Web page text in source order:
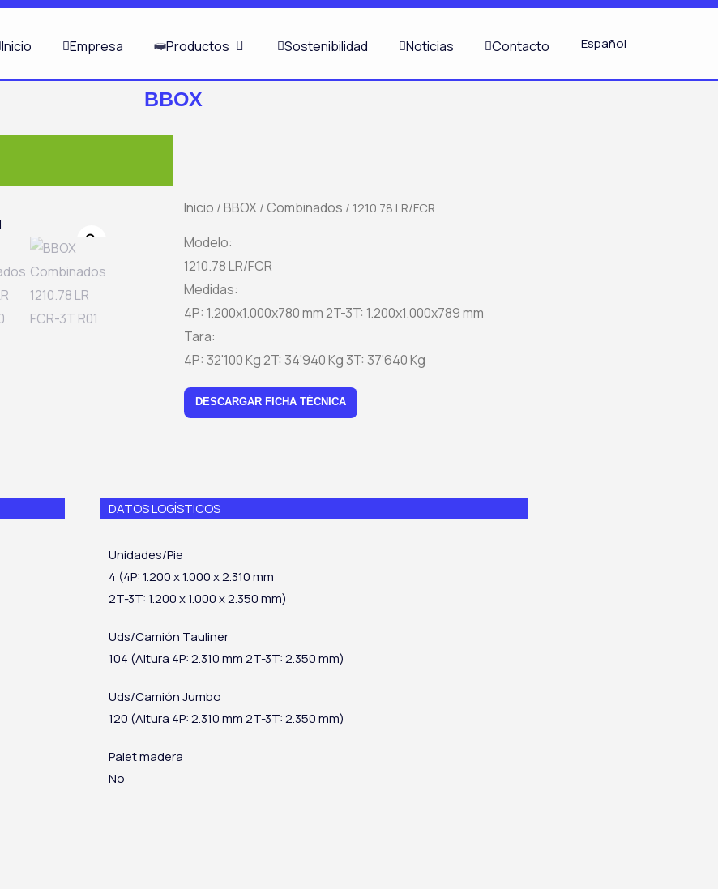
Inicio Empresa Productos ABRIR PRODUCTOS
Sostenibilidad Noticias Contacto Español
BBOX
Inicio /BBOX / Combinados / 1210.78 LR/FCR
Modelo:
1210.78 LR/FCR
Medidas:
4P: 1.200x1.000x780 mm 2T-3T: 1.200x1.000x789 mm
Tara:
4P: 32'100 Kg 2T: 34'940 Kg 3T: 37'640 Kg
DESCARGAR FICHA TÉCNICA
DATOS LOGÍSTICOS
Unidades/Pie
4 (4P: 1.200 x 1.000 x 2.310 mm
2T-3T: 1.200 x 1.000 x 2.350 mm)
Uds/Camión Tauliner
104 (Altura 4P: 2.310 mm 2T-3T: 2.350 mm)
Uds/Camión Jumbo
120 (Altura 4P: 2.310 mm 2T-3T: 2.350 mm)
Palet madera
No